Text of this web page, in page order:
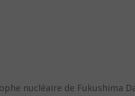
nucléaire de Fukushima